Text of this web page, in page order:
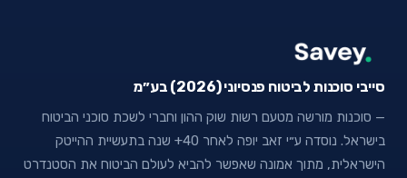
סייבי סוכנות לביטוח פנסיוני (2026) בע״מ
— סוכנות מורשה מטעם רשות שוק ההון וחברי לשכת סוכני הביטוח
בישראל. נוסדה ע״י זאב יופה לאחר 40+ שנה בתעשיית ההייטק
הישראלית, מתוך אמונה שאפשר להביא לעולם הביטוח את הסטנדרט